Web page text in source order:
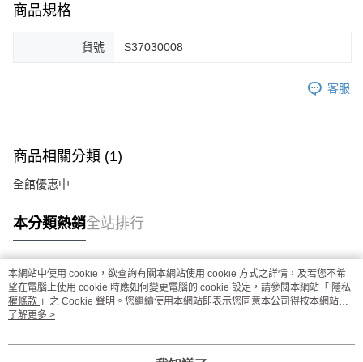
商品規格
貨號 S37030008
客服
商品相關分類 (1)
全館優惠中
本分類熱銷全站排行
熱門標籤
本網站中使用 cookie，欲查詢有關本網站使用 cookie 方式之詳情，及若您不希
望在電腦上使用 cookie 時應如何變更電腦的 cookie 設定，請參閱本網站「 隱私
權條款 」之 Cookie 聲明。您繼續使用本網站即表示您同意本公司得按本網站使
用條款之 Cookie 聲明使用 cookie。
了解更多 >